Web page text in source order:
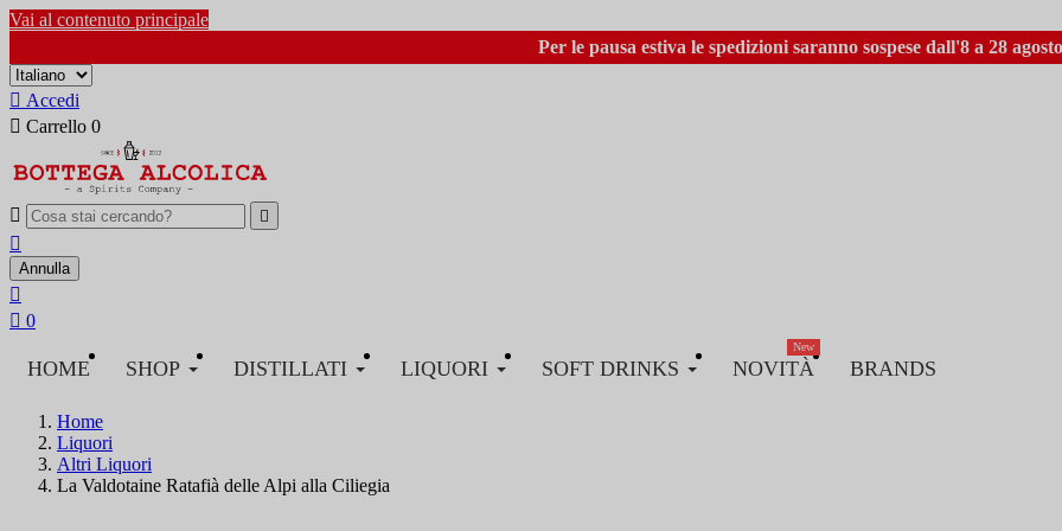
Vai al contenuto principale
Per le pausa estiva le spedizioni saranno sospese dall'8 a 28
 Accedi
 Carrello 0
 

Annulla

 0
HOME SHOP DISTILLATI LIQUORI SOFT DRINKS NOVITÀ
New
BRANDS
Home
Liquori
Altri Liquori
La Valdotaine Ratafià delle Alpi alla Ciliegia